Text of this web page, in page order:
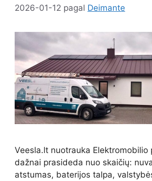
2026-01-12 pagal Deimante
Veesla.lt nuotrauka Elektromobilio
dažnai prasideda nuo skaičių:
atstumas, baterijos talpa,